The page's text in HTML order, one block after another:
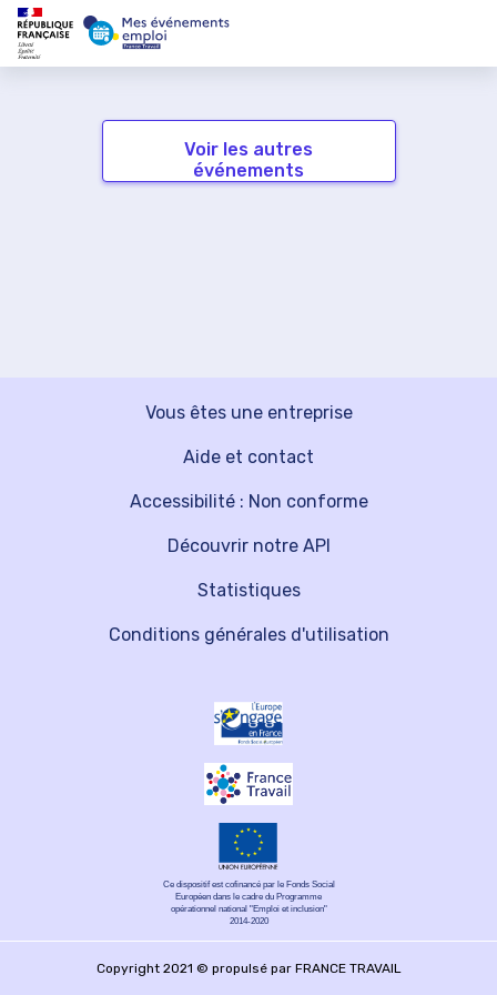
Voir les autres
événements
Vous êtes une entreprise
Découvrir notre API
Aide et contact
Statistiques
Accessibilité : Non conforme
Conditions générales d'utilisation
Ce dispositif est cofinancé par le Fonds Social
Européen dans le cadre du Programme
opérationnel national "Emploi et inclusion"
2014-2020
Copyright 2021 © propulsé par FRANCE TRAVAIL